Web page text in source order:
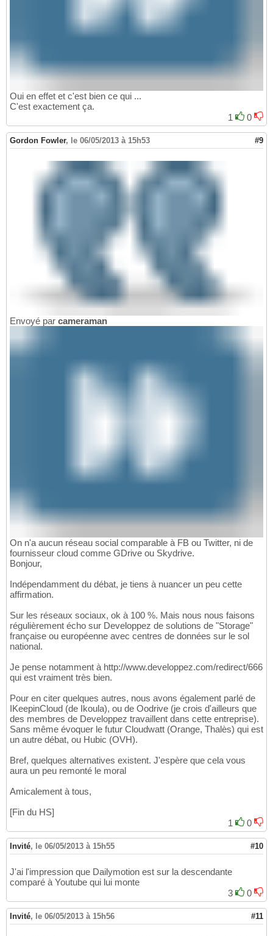
Oui en effet et c'est bien ce qui ...
C'est exactement ça.
1
0
Gordon Fowler, le 06/05/2013 à 15h53 #9
Envoyé par cameraman
On n'a aucun réseau social comparable à FB ou Twitter, ni de
fournisseur cloud comme GDrive ou Skydrive.
Bonjour,
Indépendamment du débat, je tiens à nuancer un peu cette
affirmation.
Sur les réseaux sociaux, ok à 100 %. Mais nous nous faisons
régulièrement écho sur Developpez de solutions de "Storage"
française ou européenne avec centres de données sur le sol
national.
Je pense notamment à http://www.developpez.com/redirect/666
qui est vraiment très bien.
Pour en citer quelques autres, nous avons également parlé de
IKeepinCloud (de Ikoula), ou de Oodrive (je crois d'ailleurs que
des membres de Developpez travaillent dans cette entreprise).
Sans même évoquer le futur Cloudwatt (Orange, Thalès) qui est
un autre débat, ou Hubic (OVH).
Bref, quelques alternatives existent. J'espère que cela vous
aura un peu remonté le moral
Amicalement à tous,
[Fin du HS]
1
0
Invité, le 06/05/2013 à 15h55 #10
J'ai l'impression que Dailymotion est sur la descendante
comparé à Youtube qui lui monte
3
0
Invité, le 06/05/2013 à 15h56 #11